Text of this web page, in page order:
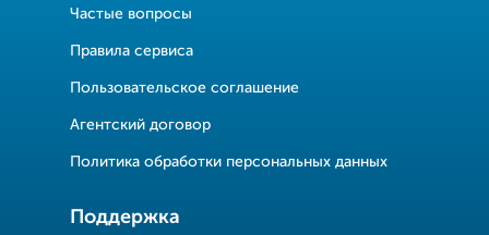
Частые вопросы
Правила сервиса
Пользовательское соглашение
Агентский договор
Политика обработки персональных данных
Поддержка